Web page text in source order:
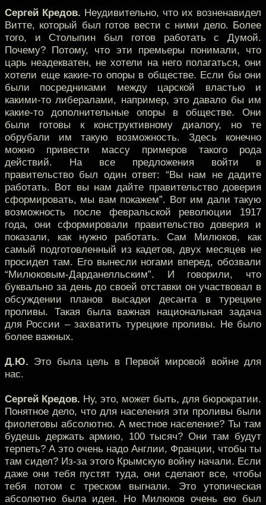
Сергей Кредов. Неудивительно, что их возненавидел
Витте, который был готов вести с ними дело. Более
того, и Столыпин был готов работать с Думой.
Почему? Потому, что эти премьеры понимали, что
царь неадекватен, не хотели на него полагаться, они
хотели еще какие-то опоры в обществе. Если бы они
были посредниками между царской властью и
какими-то либералами, например, это давало бы им
какие-то дополнительные опоры в обществе. Они
были готовы к конструктивному диалогу, но те
обрубали им такую возможность. Здесь конечно
можно привести массу примеров такого рода
действий. На все предложения войти в
правительство был один ответ: “Вы нам не дадите
работать. Вот вы нам дайте правительство доверия
сформировать, мы вам покажем”. Вот им дали такую
возможность после февральской революции 1917
года, они сформировали правительство доверия и
показали, как нужно работать. Сам Милюков, как
самый подготовленный из кадетов, двух месяцев не
просидел там. Его вынесли ногами вперед, обозвали
“Милюковым-Дарданелльским”. И говорили, что
буквально за день до своей отставки он участвовал в
обсуждении планов высадки десанта в турецкие
проливы. Такая была важная национальная задача
для России – захватить турецкие проливы. Не было
более важных.
Д.Ю. Это была цель в Первой мировой войне для
нас.
Сергей Кредов. Ну, это, может быть, для бюрократии.
Понятное дело, что для населения эти проливы были
фиолетовы абсолютно. А местное население? Ты там
будешь держать армию, 100 тысяч? Они там будут
терпеть? А это очень надо Англии, Франции, чтобы ты
там сидел? Из-за этого Крымскую войну начали. Если
даже они тебя пустят туда, они сделают все, чтобы
тебя потом с треском выгнали. Это утопическая
абсолютно была идея. Но Милюков очень ею был